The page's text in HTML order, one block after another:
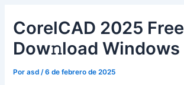
CorelCAD 2025 Free
Dow𝚗load Windows
Porasd /6 de febrero de 2025